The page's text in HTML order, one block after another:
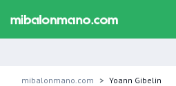
mibalonmano.com Yoann Gibelin